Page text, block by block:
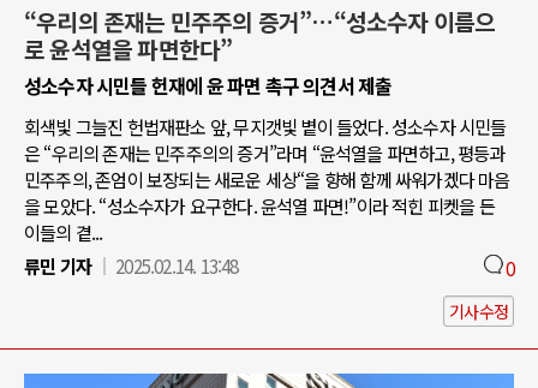
“우리의 존재는 민주주의 증거”…“성소수자 이름으
로 윤석열을 파면한다”
성소수자 시민들 헌재에 윤 파면 촉구 의견서 제출
회색빛 그늘진 헌법재판소 앞, 무지갯빛 볕이 들었다. 성소수자 시민들
은 “우리의 존재는 민주주의의 증거”라며 “윤석열을 파면하고, 평등과
민주주의, 존엄이 보장되는 새로운 세상“을 향해 함께 싸워가겠다 마음
을 모았다. “성소수자가 요구한다. 윤석열 파면!”이라 적힌 피켓을 든
이들의 곁...
류민 기자
2025.02.14. 13:48 0
기사수정